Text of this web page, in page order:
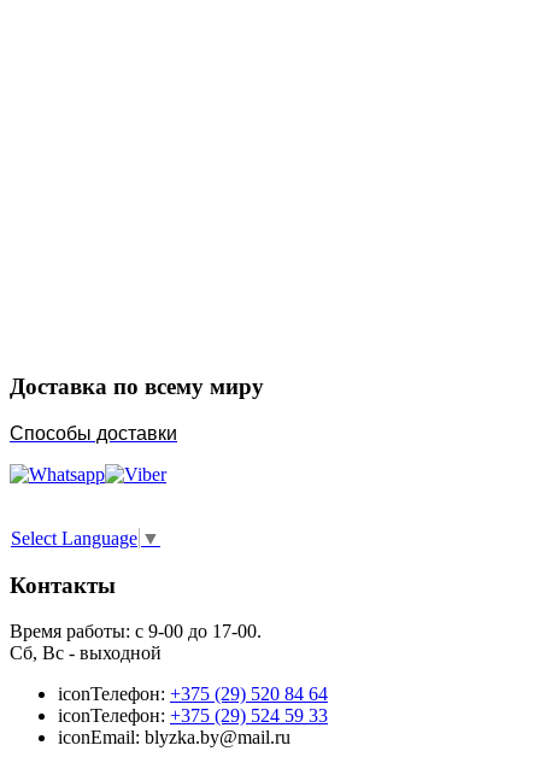
Доставка по всему миру
Способы доставки
Select Language ▼
Контакты
Время работы: с 9-00 до 17-00.
Сб, Вс - выходной
iconТелефон: +375 (29) 520 84 64
iconТелефон: +375 (29) 524 59 33
iconEmail: blyzka.by@mail.ru